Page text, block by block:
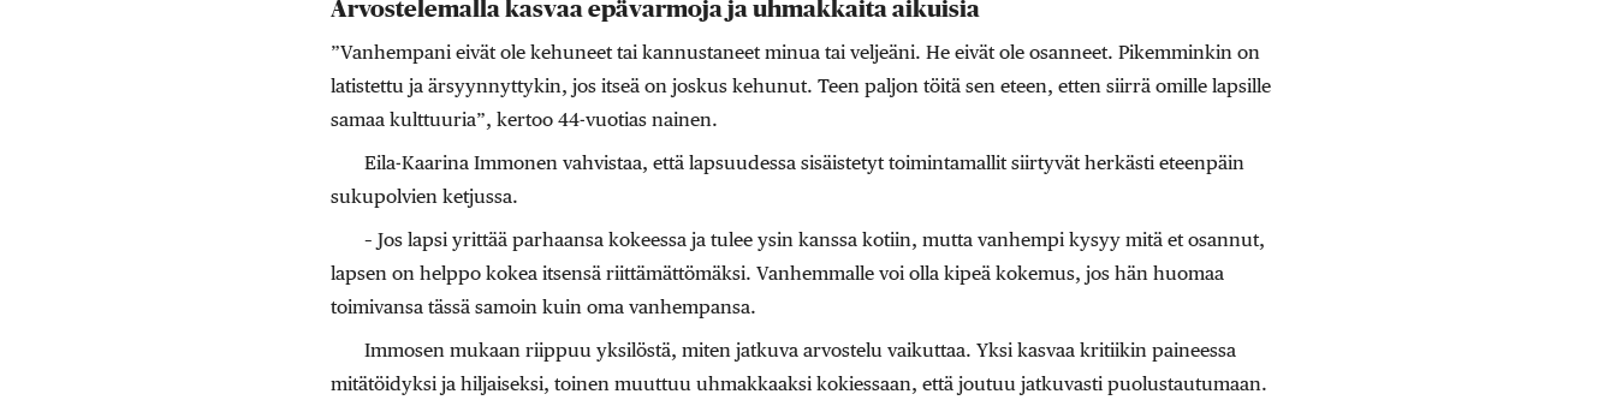
Arvostelemalla kasvaa epävarmoja ja uhmakkaita aikuisia
”Vanhempani eivät ole kehuneet tai kannustaneet minua tai veljeäni. He eivät ole osanneet. Pikemminkin on
latistettu ja ärsyynnyttykin, jos itseä on joskus kehunut. Teen paljon töitä sen eteen, etten siirrä omille lapsille
samaa kulttuuria”, kertoo 44-vuotias nainen.
Eila-Kaarina Immonen vahvistaa, että lapsuudessa sisäistetyt toimintamallit siirtyvät herkästi eteenpäin
sukupolvien ketjussa.
– Jos lapsi yrittää parhaansa kokeessa ja tulee ysin kanssa kotiin, mutta vanhempi kysyy mitä et osannut,
lapsen on helppo kokea itsensä riittämättömäksi. Vanhemmalle voi olla kipeä kokemus, jos hän huomaa
toimivansa tässä samoin kuin oma vanhempansa.
Immosen mukaan riippuu yksilöstä, miten jatkuva arvostelu vaikuttaa. Yksi kasvaa kritiikin paineessa
mitätöidyksi ja hiljaiseksi, toinen muuttuu uhmakkaaksi kokiessaan, että joutuu jatkuvasti puolustautumaan.